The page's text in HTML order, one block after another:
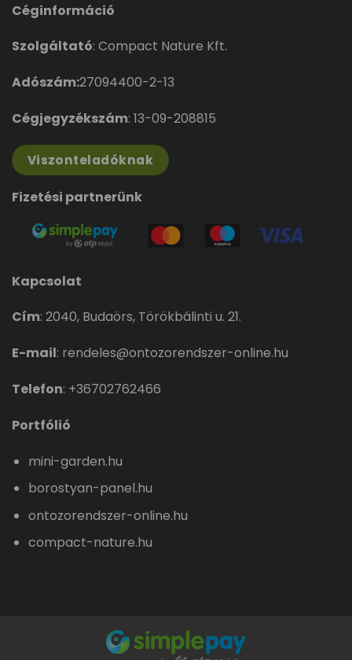
Céginformáció
Szolgáltató: Compact Nature Kft.
Adószám:27094400-2-13
Cégjegyzékszám: 13-09-208815
Viszonteladóknak
Fizetési partnerünk
Kapcsolat
Cím: 2040, Budaörs, Törökbálinti u. 21.
E-mail: rendeles@ontozorendszer-online.hu
Telefon: +36702762466
Portfólió
mini-garden.hu
borostyan-panel.hu
ontozorendszer-online.hu
compact-nature.hu